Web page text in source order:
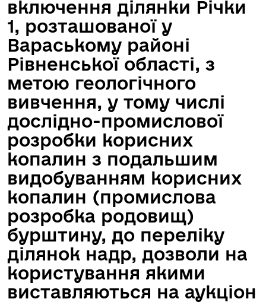
включення ділянки Річки
1, розташованої у
Вараському районі
Рівненської області, з
метою геологічного
вивчення, у тому числі
дослідно-промислової
розробки корисних
копалин з подальшим
видобуванням корисних
копалин (промислова
розробка родовищ)
бурштину, до переліку
ділянок надр, дозволи на
користування якими
виставляються на аукціон